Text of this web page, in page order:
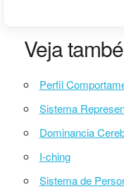
Veja
Perfil
Sistema
Dominancia
I-ching
Sistema de